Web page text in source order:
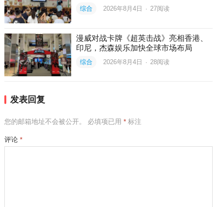
综合 2026年8月4日 · 27阅读
漫威对战卡牌《超英击战》亮相香港、
印尼，杰森娱乐加快全球市场布局
综合 2026年8月4日 · 28阅读
发表回复
您的邮箱地址不会被公开。 必填项已用 *标注
评论 *